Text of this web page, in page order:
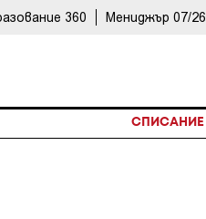
360 Мениджър 07/26
СПИСАНИЕ